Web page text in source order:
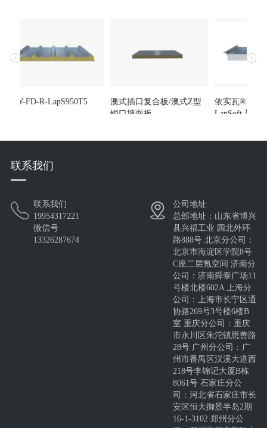
HXY-FD-R-LapS950T5
澳式插口复合板/澳式Z型
锁口墙面板
依实瓦
LapSoft-聚氨
澳式插口复合板/澳式Z型
锁口墙面板
依实瓦®InsulateRoof®-
LapSoft-聚氨酯金
联系我们
联系我们
19954317221
微信号
13326287674
公司地址
总部地址：山东省博兴
县兴福工业 园北外环
路888号 北京分公司：
北京市海淀区学院8号
C座二层氪空间 济南分
公司：济南舜泰广场11
号楼北楼602A 上海分
公司：上海市长宁区通
协路269号3号楼6楼B
室 重庆分公司：重庆
市永川区朱沱镇思善路
28号 广州分公司：广
州市番禺区汉溪大道西
218号李锦记大厦B栋
8061号 石家庄分公
司：河北省石家庄市长
安区恒大御景半岛2期
16-1-3102 郑州分公